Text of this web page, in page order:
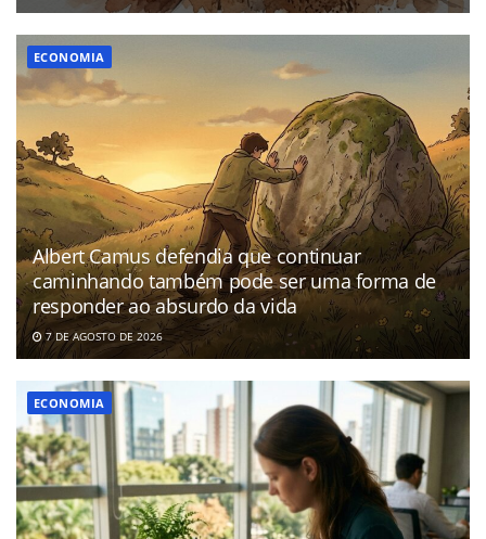
ECONOMIA
Albert Camus defendia que continuar
caminhando também pode ser uma forma de
responder ao absurdo da vida
7 DE AGOSTO DE 2026
ECONOMIA